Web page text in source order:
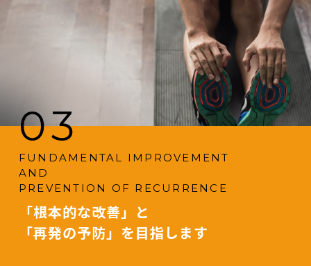
03
FUNDAMENTAL IMPROVEMENT
AND
PREVENTION OF RECURRENCE
「根本的な改善」と
「再発の予防」を目指します